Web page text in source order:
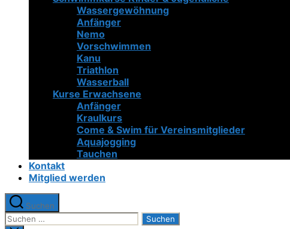
Wassergewöhnung
Anfänger
Nemo
Vorschwimmen
Kanu
Triathlon
Wasserball
Kurse Erwachsene
Anfänger
Kraulkurs
Come & Swim für Vereinsmitglieder
Aquajogging
Tauchen
Kontakt
Mitglied werden
Suchen
Suchen